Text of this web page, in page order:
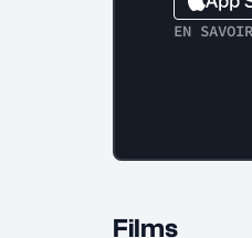
EN
Films